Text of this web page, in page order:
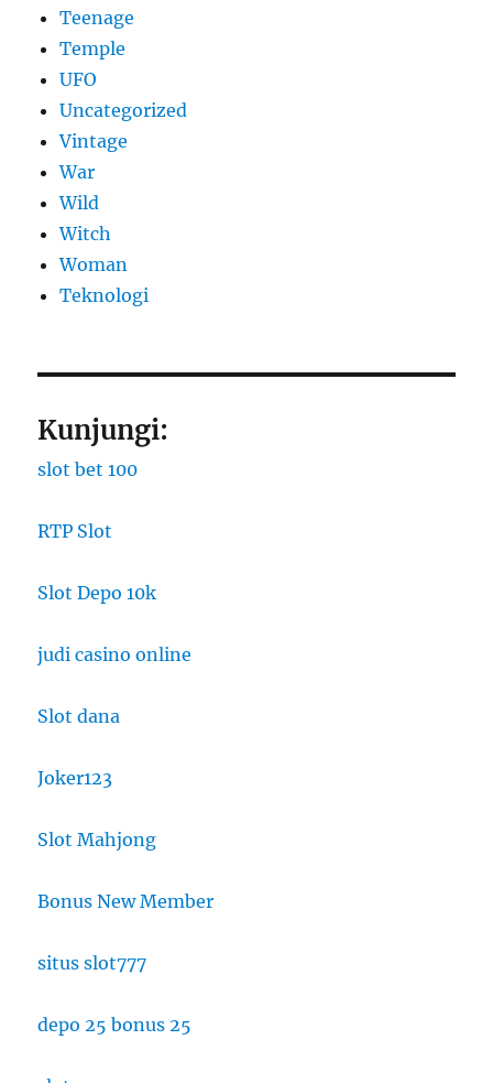
Teenage
Temple
UFO
Uncategorized
Vintage
War
Wild
Witch
Woman
​Teknologi
Kunjungi:
slot bet 100
RTP Slot
Slot Depo 10k
judi casino online
Slot dana
Joker123
Slot Mahjong
Bonus New Member
situs slot777
depo 25 bonus 25